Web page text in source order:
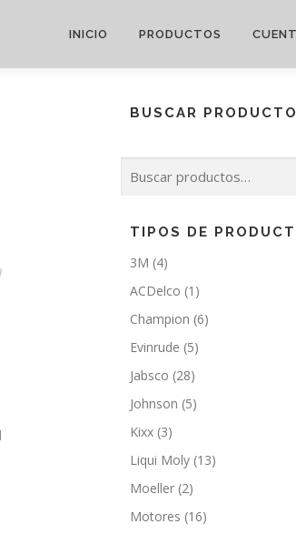
INICIO PRODUCTOS
BUSCAR
por:
TIPOS DE
3M (4)
ACDelco (1)
Champion (6)
Evinrude (5)
Jabsco (28)
Johnson (5)
Kixx (3)
Liqui Moly (13)
Moeller (2)
Motores (16)